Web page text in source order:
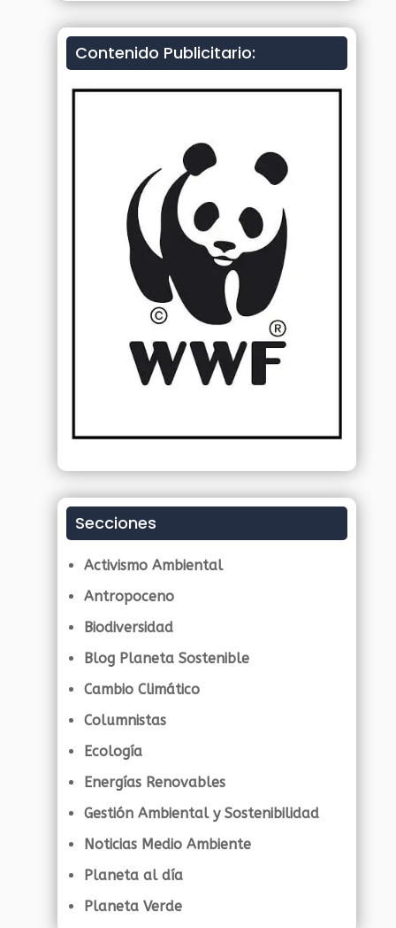
Contenido Publicitario:
Secciones
Activismo Ambiental
Antropoceno
Biodiversidad
Blog Planeta Sostenible
Cambio Climático
Columnistas
Ecología
Energías Renovables
Gestión Ambiental y Sostenibilidad
Noticias Medio Ambiente
Planeta al día
Planeta Verde